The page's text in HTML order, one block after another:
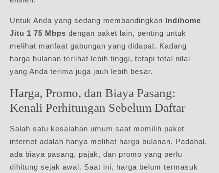
Untuk Anda yang sedang membandingkan
Indihome
Jitu 1 75 Mbps dengan paket lain, penting untuk
melihat manfaat gabungan yang didapat. Kadang
harga bulanan terlihat lebih tinggi, tetapi total nilai
yang Anda terima juga jauh lebih besar.
Harga, Promo, dan Biaya Pasang:
Kenali Perhitungan Sebelum Daftar
Salah satu kesalahan umum saat memilih paket
internet adalah hanya melihat harga bulanan. Padahal,
ada biaya pasang, pajak, dan promo yang perlu
dihitung sejak awal. Saat ini, harga belum termasuk